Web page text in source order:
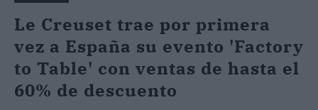
Le Creuset trae por primera
vez a España su evento 'Factory
to Table' con ventas de hasta el
60% de descuento